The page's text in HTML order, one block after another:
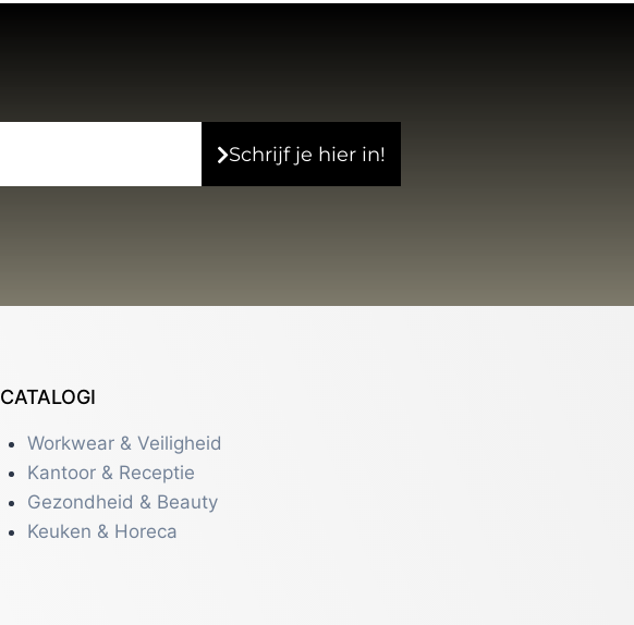
Schrijf je hier in!
CATALOGI
Workwear & Veiligheid
Kantoor & Receptie
Gezondheid & Beauty
Keuken & Horeca